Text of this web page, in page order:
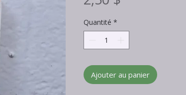
Quantité *
Ajouter au panier